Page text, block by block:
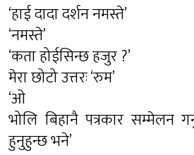
‘हाई दादा दर्शन नमस्ते’
‘नमस्ते’
‘कता होईसिन्छ हजुर ?’
मेरा छोटो उत्तरः ‘रुम’
‘ओ
भोलि बिहानै पत्रकार सम्मेलन
हुनुहुन्छ भने’